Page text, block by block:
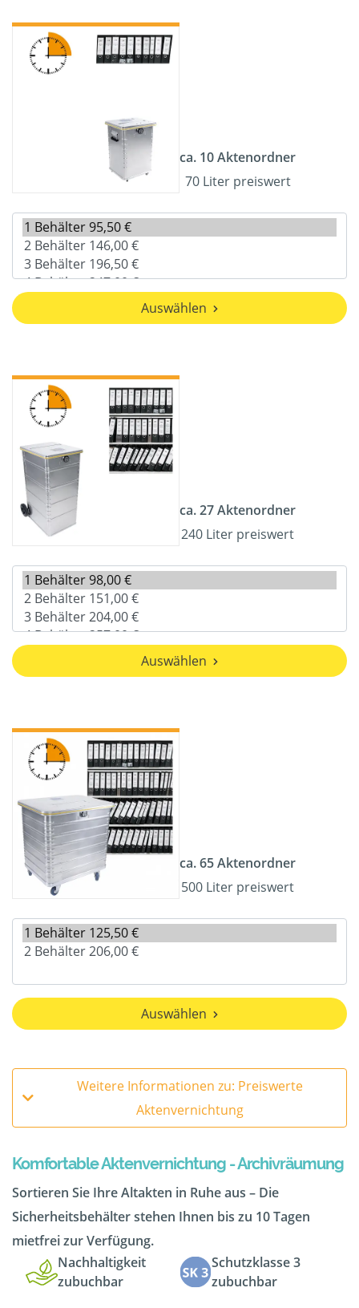
ca. 10 Aktenordner
70 Liter preiswert
Auswählen
ca. 27 Aktenordner
240 Liter preiswert
Auswählen
ca. 65 Aktenordner
500 Liter preiswert
Auswählen
Weitere Informationen zu: Preiswerte
Aktenvernichtung
Komfortable Aktenvernichtung - Archivräumung
Sortieren Sie Ihre Altakten in Ruhe aus – Die
Sicherheitsbehälter stehen Ihnen bis zu 10 Tagen
mietfrei zur Verfügung.
Nachhaltigkeit
zubuchbar
Schutzklasse 3
zubuchbar